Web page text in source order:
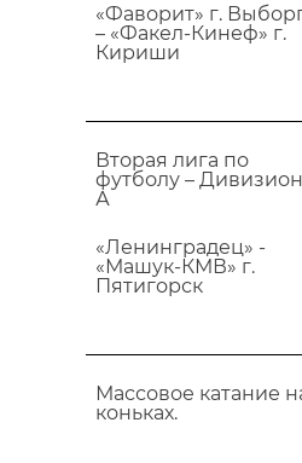
«Фаворит» г.
– «Факел-Кинеф» г.
Кириши
Вторая лига по
футболу – Дивизион
А
«Ленинградец» -
«Машук-КМВ» г.
Пятигорск
Массовое катание
коньках.